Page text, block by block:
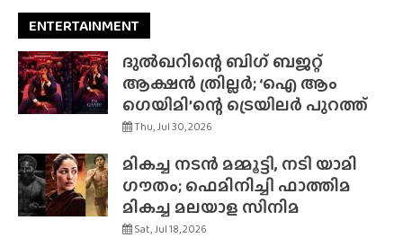
ENTERTAINMENT
ദുൽഖറിന്റെ ബിഗ് ബജറ്റ്
ആക്ഷൻ ത്രില്ലർ; ‘ഐ ആം
ഗെയിമി’ന്റെ ട്രെയിലർ പുറത്ത്
Thu, Jul 30, 2026
മികച്ച നടൻ മമ്മൂട്ടി, നടി യാമി
ഗൗതം; ഫെമിനിച്ചി ഫാത്തിമ
മികച്ച മലയാള സിനിമ
Sat, Jul 18, 2026